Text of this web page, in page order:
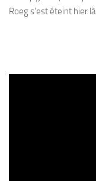
Roeg s’est éteint hier